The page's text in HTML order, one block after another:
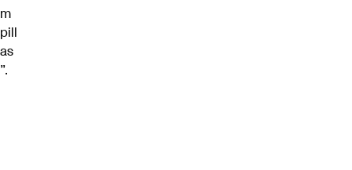
m
pill
as
”.